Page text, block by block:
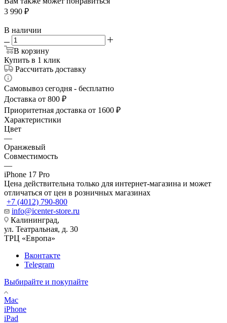
3 990 ₽
В наличии
В корзину
Купить в 1 клик
Рассчитать доставку
Самовывоз сегодня - бесплатно
Доставка от 800 ₽
Приоритетная доставка от 1600 ₽
Характеристики
Цвет
—
Оранжевый
Совместимость
—
iPhone 17 Pro
Цена действительна только для интернет-магазина и может
отличаться от цен в розничных магазинах
+7 (4012) 790-800
info@icenter-store.ru
Калининград,
ул. Театральная, д. 30
ТРЦ «Европа»
Вконтакте
Telegram
Выбирайте и покупайте
Mac
iPhone
iPad